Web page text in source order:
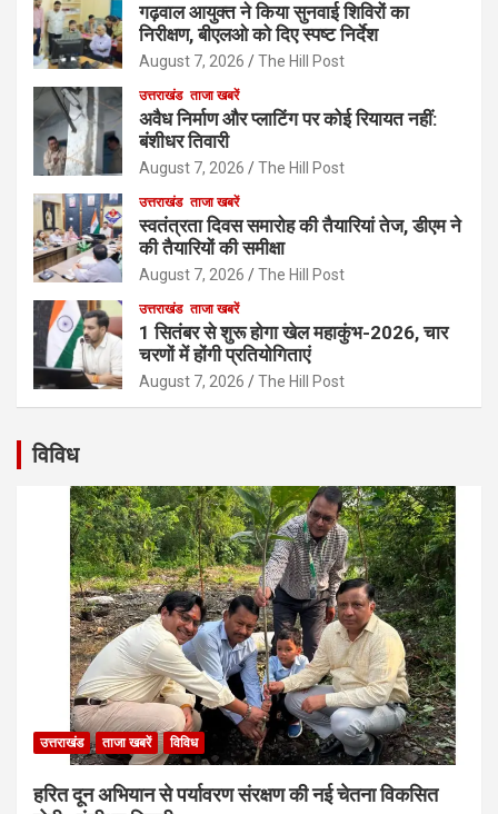
गढ़वाल आयुक्त ने किया सुनवाई शिविरों का
निरीक्षण, बीएलओ को दिए स्पष्ट निर्देश
August 7, 2026 The Hill Post
उत्तराखंड ताजा खबरें
अवैध निर्माण और प्लाटिंग पर कोई रियायत नहीं:
बंशीधर तिवारी
August 7, 2026 The Hill Post
उत्तराखंड ताजा खबरें
स्वतंत्रता दिवस समारोह की तैयारियां तेज, डीएम ने
की तैयारियों की समीक्षा
August 7, 2026 The Hill Post
उत्तराखंड ताजा खबरें
1 सितंबर से शुरू होगा खेल महाकुंभ-2026, चार
चरणों में होंगी प्रतियोगिताएं
August 7, 2026 The Hill Post
विविध
उत्तराखंड ताजा खबरें विविध
हरित दून अभियान से पर्यावरण संरक्षण की नई चेतना विकसित